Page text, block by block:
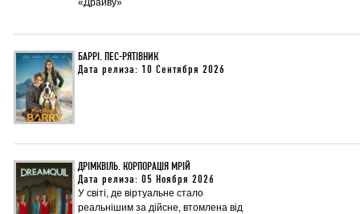
«Драйву»
БАРРІ. ПЕС-РЯТІВНИК
Дата релиза: 10 Сентября 2026
ДРІМКВІЛЬ. КОРПОРАЦІЯ МРІЙ
Дата релиза: 05 Ноября 2026
У світі, де віртуальне стало
реальнішим за дійсне, втомлена від